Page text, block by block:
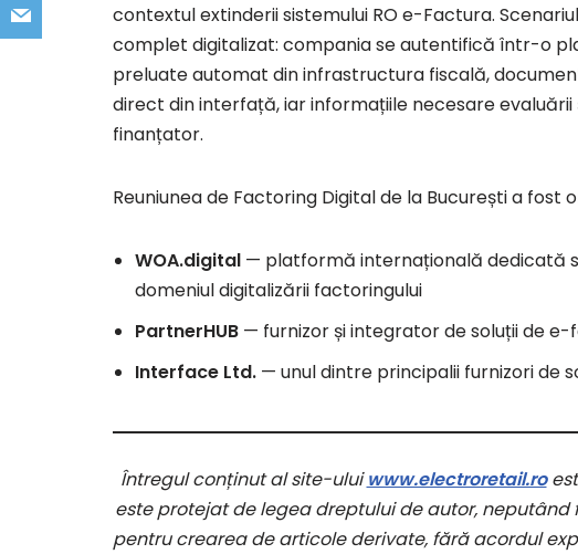
contextul extinderii sistemului RO e-Factura.
complet digitalizat: compania se autentifică într-o
preluate automat din infrastructura fiscală,
direct din interfață, iar informațiile necesare
finanțator.
Reuniunea de Factoring Digital de la București a fost
WOA.digital — platformă internațională dedicată
domeniul digitalizării factoringului
PartnerHUB — furnizor și integrator de soluții de
Interface Ltd. — unul dintre principalii furnizori de
Întregul conținut al site-uluiwww.electroretail.ro
este protejat de legea dreptului de autor,
pentru crearea de articole derivate, fără acordul